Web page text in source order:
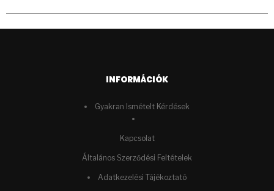
INFORMÁCIÓK
Gyakran Ismételt Kérdések
Kapcsolat
Általános Szerződési Feltételek
Adatkezelési Tájékoztató